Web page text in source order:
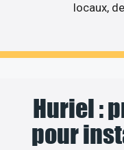
locaux,
Huriel :
pour